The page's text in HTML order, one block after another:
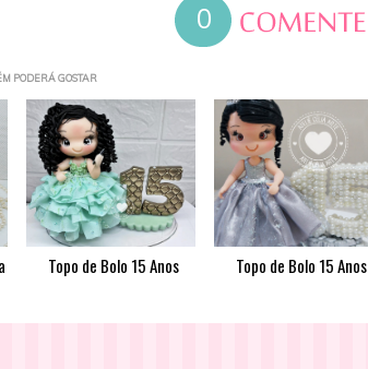
0
PODERÁ GOSTAR
Topo de Bolo 15 Anos Topo de Bolo 15 Anos